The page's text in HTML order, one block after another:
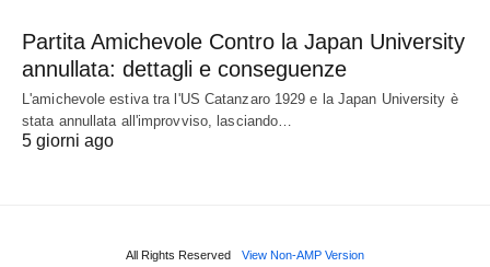
Partita Amichevole Contro la Japan University
annullata: dettagli e conseguenze
L'amichevole estiva tra l'US Catanzaro 1929 e la Japan University è
stata annullata all'improvviso, lasciando…
5 giorni ago
All Rights Reserved View Non-AMP Version